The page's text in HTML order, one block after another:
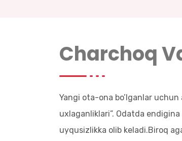
Charchoq
Yangi ota-ona bo’lganlar uchun
uxlaganliklari”. Odatda
uyqusizlikka olib keladi.Biroq